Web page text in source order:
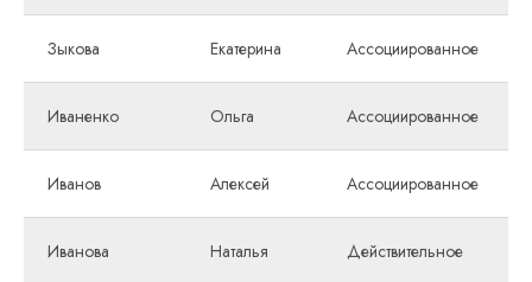
Зыкова Екатерина Ассоциированное
Иваненко Ольга Ассоциированное
Иванов Алексей Ассоциированное
Иванова Наталья Действительное